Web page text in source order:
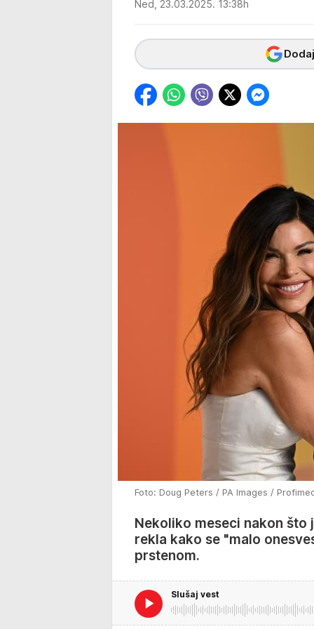
Ned, 23.03.2025. 13:38h
Foto: Doug Peters / PA Images /
Nekoliko meseci nakon
rekla kako se "malo
prstenom.
Slušaj vest